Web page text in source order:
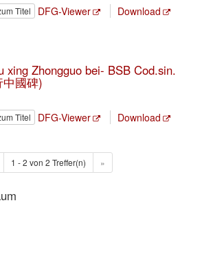
Titel DFG-Viewer Download
xing Zhongguo bei- BSB Cod.sin.
國碑)
Titel DFG-Viewer Download
1 - 2 von 2 Treffer(n) »